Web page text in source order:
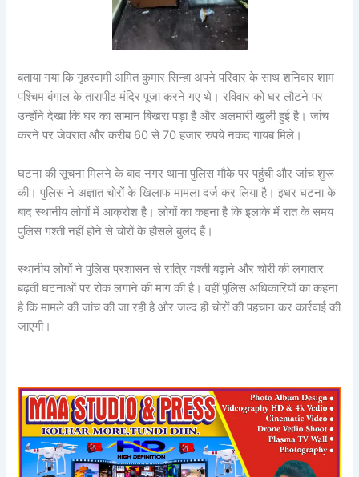
बताया गया कि गृहस्वामी अमित कुमार सिन्हा अपने परिवार के साथ शनिवार शाम
पश्चिम बंगाल के तारापीठ मंदिर पूजा करने गए थे। रविवार को घर लौटने पर
उन्होंने देखा कि घर का सामान बिखरा पड़ा है और अलमारी खुली हुई है। जांच
करने पर जेवरात और करीब 60 से 70 हजार रुपये नकद गायब मिले।
घटना की सूचना मिलने के बाद नगर थाना पुलिस मौके पर पहुंची और जांच शुरू
की। पुलिस ने अज्ञात चोरों के खिलाफ मामला दर्ज कर लिया है। इधर घटना के
बाद स्थानीय लोगों में आक्रोश है। लोगों का कहना है कि इलाके में रात के समय
पुलिस गश्ती नहीं होने से चोरों के हौसले बुलंद हैं।
स्थानीय लोगों ने पुलिस प्रशासन से रात्रि गश्ती बढ़ाने और चोरी की लगातार
बढ़ती घटनाओं पर रोक लगाने की मांग की है। वहीं पुलिस अधिकारियों का कहना
है कि मामले की जांच की जा रही है और जल्द ही चोरों की पहचान कर कार्रवाई की
जाएगी।